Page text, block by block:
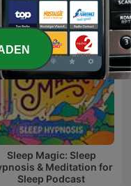
Sleep Magic: Sleep
& Meditation for
Sleep Podcast